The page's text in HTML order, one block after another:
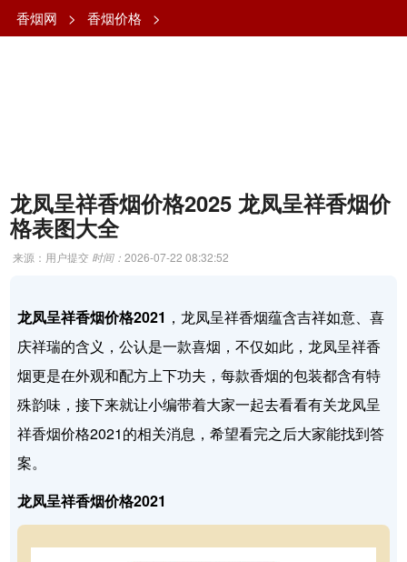
香烟网 > 香烟价格 >
龙凤呈祥香烟价格2025 龙凤呈祥香烟价
格表图大全
来源：用户提交 时间：2026-07-22 08:32:52
龙凤呈祥香烟价格2021 ，龙凤呈祥香烟蕴含吉祥如意、喜
庆祥瑞的含义，公认是一款喜烟，不仅如此，龙凤呈祥香
烟更是在外观和配方上下功夫，每款香烟的包装都含有特
殊韵味，接下来就让小编带着大家一起去看看有关龙凤呈
祥香烟价格2021的相关消息，希望看完之后大家能找到答
案。
龙凤呈祥香烟价格2021